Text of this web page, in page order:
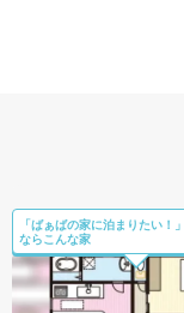
「ばぁばの家に泊まりたい！
ならこんな家